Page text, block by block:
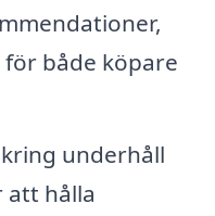
både köpare
underhåll
hålla